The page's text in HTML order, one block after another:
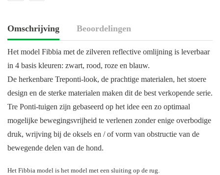
Omschrijving Beoordelingen
Het model Fibbia met de zilveren reflective omlijning is leverbaar
in 4 basis kleuren: zwart, rood, roze en blauw.
De herkenbare Treponti-look, de prachtige materialen, het stoere
design en de sterke materialen maken dit de best verkopende serie.
Tre Ponti-tuigen zijn gebaseerd op het idee een zo optimaal
mogelijke bewegingsvrijheid te verlenen zonder enige overbodige
druk, wrijving bij de oksels en / of vorm van obstructie van de
bewegende delen van de hond.
Het Fibbia model is het model met een sluiting op de rug.